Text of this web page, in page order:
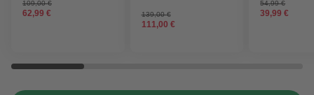
109,00 €
62,99 € 139,00 €
111,00 €
54,99 €
39,99 €